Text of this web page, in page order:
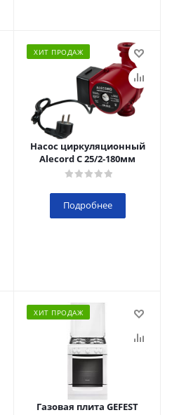
ХИТ ПРОДАЖ
Насос циркуляционный
Alecord C 25/2-180мм
Подробнее
ХИТ ПРОДАЖ
Газовая плита GEFEST